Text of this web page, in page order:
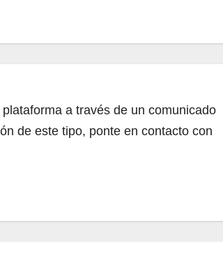
a través de un comunicado
de este tipo, ponte en contacto con